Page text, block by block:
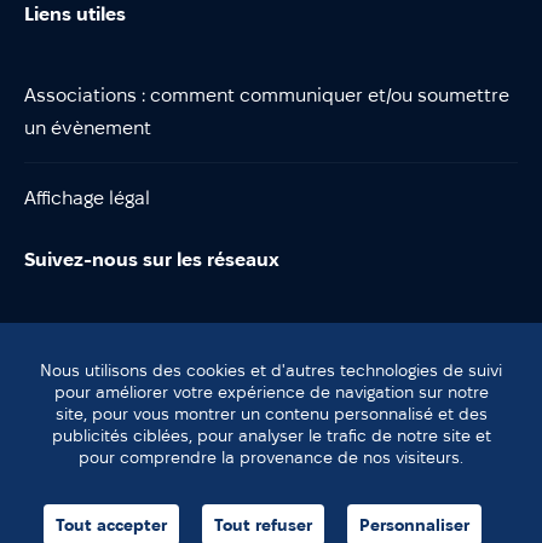
Liens utiles
Associations : comment communiquer et/ou soumettre
un évènement
Affichage légal
Suivez-nous sur les réseaux
© Lentilly
Plan du site
agence helli•hello
Nous utilisons des cookies et d'autres technologies de suivi
pour améliorer votre expérience de navigation sur notre
site, pour vous montrer un contenu personnalisé et des
publicités ciblées, pour analyser le trafic de notre site et
pour comprendre la provenance de nos visiteurs.
Tout accepter Tout refuser Personnaliser